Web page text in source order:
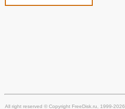
All right reserved © Copyright FreeDisk.ru, 1999-2026